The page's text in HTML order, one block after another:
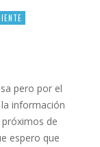
pero por el
información
de
espero que